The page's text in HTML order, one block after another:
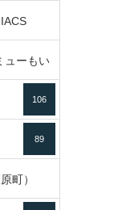
49
ューもい
72
106
89
町）